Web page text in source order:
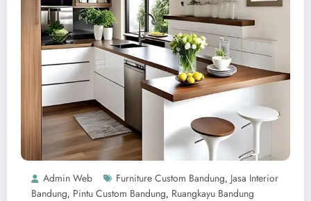
Admin Web Furniture Custom Bandung, Jasa Interior
Bandung, Pintu Custom Bandung, Ruangkayu Bandung